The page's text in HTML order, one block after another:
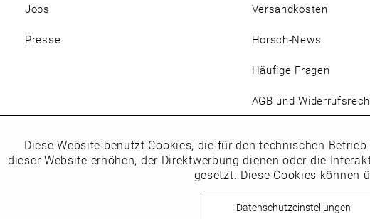
Jobs
Presse
Versandkosten
Horsch-News
Häufige Fragen
AGB und
Funktionale
Diese Website benutzt Cookies, die für den technischen
dieser Website erhöhen, der Direktwerbung dienen oder die
gesetzt. Diese Cookies können
Datenschutzeinstellungen